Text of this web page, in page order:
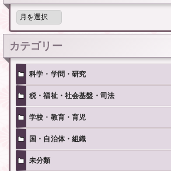
月
記
事
カテゴリー
科学・学問・研究
税・福祉・社会基盤・司法
学校・教育・育児
国・自治体・組織
未分類